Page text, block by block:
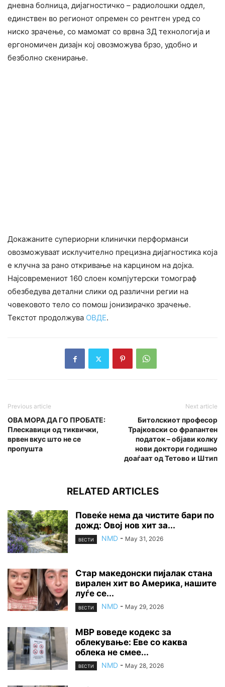
дневна болница, дијагностичко – радиолошки оддел,
единствен во регионот опремен со рентген уред со
ниско зрачење, со мамомат со врвна 3Д технологија и
ергономичен дизајн кој овозможува брзо, удобно и
безболно скенирање.
Докажаните супериорни клинички перформанси
овозможуваат исклучително прецизна дијагностика која
е клучна за рано откривање на карцином на дојка.
Најсовремениот 160 слоен компјутерски томограф
обезбедува детални слики од различни регии на
човековото тело со помош јонизирачко зрачење.
Текстот продолжува ОВДЕ.
Previous article
ОВА МОРА ДА ГО ПРОБАТЕ:
Плескавици од тиквички,
врвен вкус што не се
пропушта
Next article
Битолскиот професор
Трајковски со фрапантен
податок – објави колку
нови доктори годишно
доаѓаат од Тетово и Штип
RELATED ARTICLES
Повеќе нема да чистите бари по
дожд: Овој нов хит за...
ВЕСТИ NMD - May 31, 2026
Стар македонски пијалак стана
вирален хит во Америка, нашите
луѓе се...
ВЕСТИ NMD - May 29, 2026
МВР воведе кодекс за
облекување: Еве со каква
облека не смее...
ВЕСТИ NMD - May 28, 2026